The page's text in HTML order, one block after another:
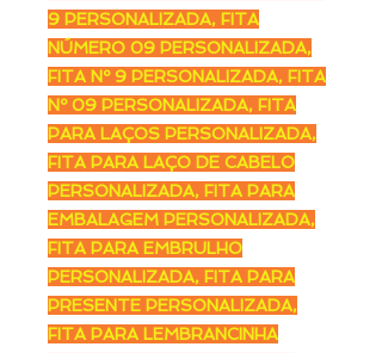
9 PERSONALIZADA, FITA
NÚMERO 09 PERSONALIZADA,
FITA Nº 9 PERSONALIZADA, FITA
Nº 09 PERSONALIZADA, FITA
PARA LAÇOS PERSONALIZADA,
FITA PARA LAÇO DE CABELO
PERSONALIZADA, FITA PARA
EMBALAGEM PERSONALIZADA,
FITA PARA EMBRULHO
PERSONALIZADA, FITA PARA
PRESENTE PERSONALIZADA,
FITA PARA LEMBRANCINHA